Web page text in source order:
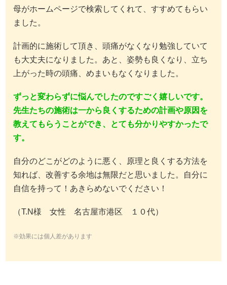
母がホームページで検索してくれて、すすめてもらい
ました。
計画的に施術して頂き、頭痛がなくなり勉強していて
も大丈夫になりました。あと、姿勢も良くなり、立ち
上がった時の頭痛、めまいもなくなりました。
ずっと変わらずに悩んでしたのですごく嬉しいです。
先生たちの施術は一から良くするための計画や原因を
教えてもらうことができ、とても分かりやすかったで
す。
自分のどこがどのように悪く、原理と良くする方法を
知れば、改善する余地は無限だと思いました。自分に
自信を持って！あきらめないでください！
（T.N様 女性 名古屋市港区 １０代）
※効果には個人差があります